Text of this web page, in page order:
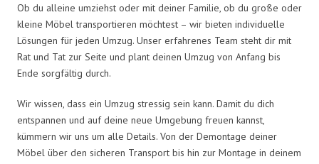
Ob du alleine umziehst oder mit deiner Familie, ob du große oder
kleine Möbel transportieren möchtest – wir bieten individuelle
Lösungen für jeden Umzug. Unser erfahrenes Team steht dir mit
Rat und Tat zur Seite und plant deinen Umzug von Anfang bis
Ende sorgfältig durch.
Wir wissen, dass ein Umzug stressig sein kann. Damit du dich
entspannen und auf deine neue Umgebung freuen kannst,
kümmern wir uns um alle Details. Von der Demontage deiner
Möbel über den sicheren Transport bis hin zur Montage in deinem